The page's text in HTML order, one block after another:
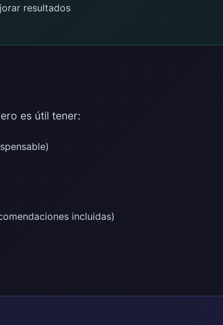
resultados
es útil tener:
incluidas)